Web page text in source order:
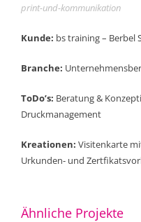
print-und-kommunikation
Kunde: bs training – Berbel
Branche:
ToDo’s: Beratung &
Druckmanagement
Kreationen: Visitenkarte
Urkunden- und
Ähnliche Projekte